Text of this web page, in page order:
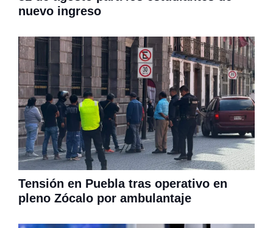
nuevo ingreso
Tensión en Puebla tras operativo en
pleno Zócalo por ambulantaje